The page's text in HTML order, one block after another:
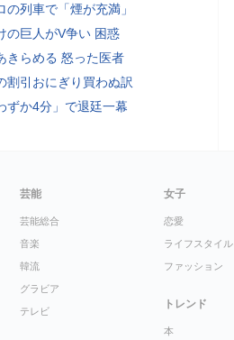
の列車で「煙が充満」
の巨人がV争い 困惑
きらめる 怒った医者
割引おにぎり買わぬ訳
ずか4分」で退廷一幕
芸能
芸能総合
音楽
韓流
グラビア
テレビ
女子
恋愛
ライフスタイル
ファッション
トレンド
本